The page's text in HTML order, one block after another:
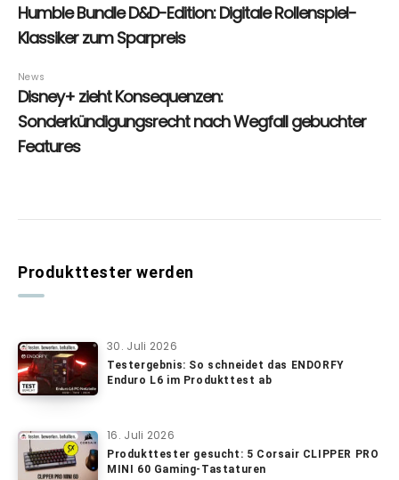
Produkttester werden
30. Juli 2026
Testergebnis: So schneidet das ENDORFY
Enduro L6 im Produkttest ab
16. Juli 2026
Produkttester gesucht: 5 Corsair CLIPPER PRO
MINI 60 Gaming-Tastaturen